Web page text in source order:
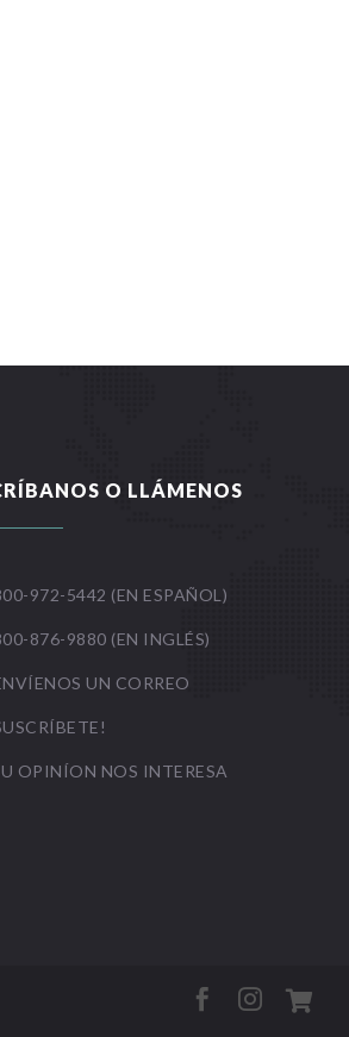
O LLÁMENOS
972-5442 (EN ESPAÑOL)
876-9880 (EN INGLÉS)
UN CORREO
OPINÍON NOS INTERESA


